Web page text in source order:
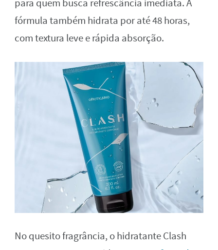
para quem busca refrescância imediata. A
fórmula também hidrata por até 48 horas,
com textura leve e rápida absorção.
No quesito fragrância, o hidratante Clash